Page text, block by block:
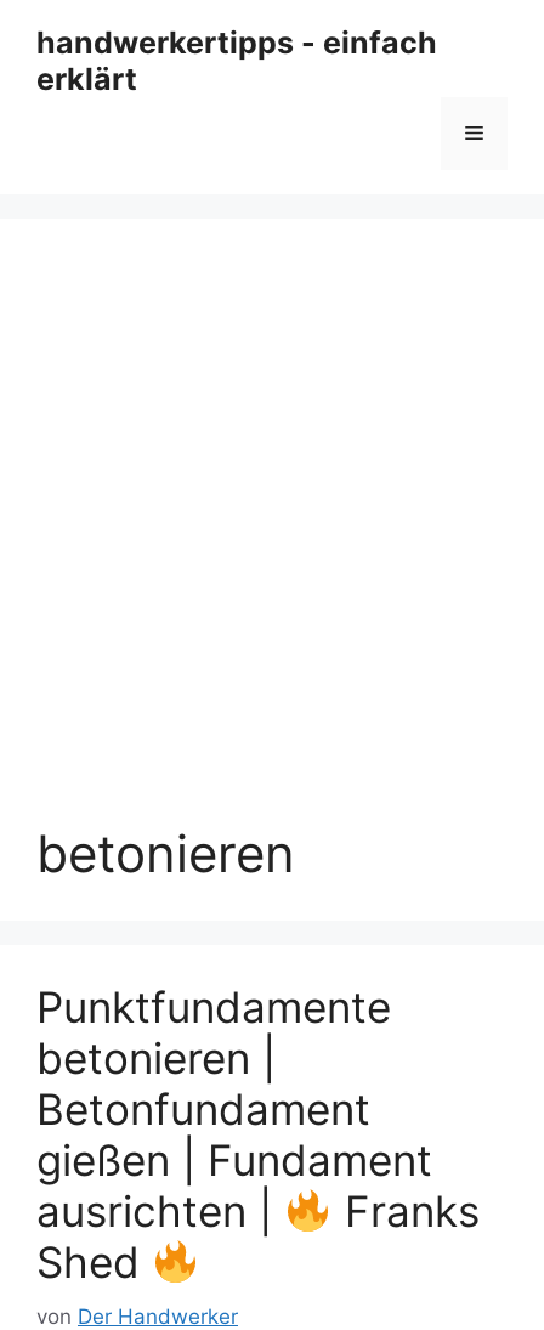
Inhalt
springen
handwerkertipps - einfach
erklärt
Menü
betonieren
Punktfundamente
betonieren |
Betonfundament
gießen | Fundament
ausrichten |
Franks
Shed
von Der Handwerker